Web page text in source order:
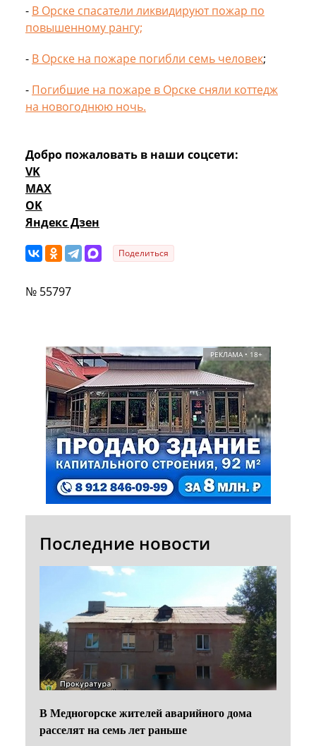
- В Орске спасатели ликвидируют пожар по
повышенному рангу;
- В Орске на пожаре погибли семь человек;
- Погибшие на пожаре в Орске сняли коттедж
на новогоднюю ночь.
Добро пожаловать в наши соцсети:
VK
MAX
OK
Яндекс Дзен
Поделиться
№ 55797
РЕКЛАМА • 18+
Последние новости
В Медногорске жителей аварийного дома
расселят на семь лет раньше